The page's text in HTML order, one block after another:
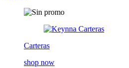
Carteras
shop now